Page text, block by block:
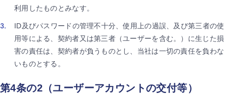
利用したものとみなす。
ID及びパスワードの管理不十分、使用上の過誤、及び第三者の使
用等による、契約者又は第三者（ユーザーを含む。）に生じた損
害の責任は、契約者が負うものとし、当社は一切の責任を負わな
いものとする。
第4条の2（ユーザーアカウントの交付等）